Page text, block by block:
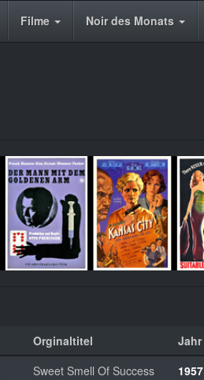
Filme Noir des Monats
Orginaltitel Jahr
Sweet Smell Of Success 1957